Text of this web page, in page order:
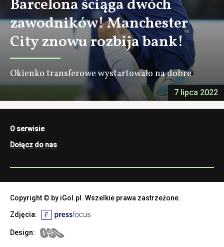
7 lipca 2022
Barcelona ściąga dwóch
zawodników! Manchester
City znowu rozbija bank!
Okienko transferowe wystartowało na dobre
O serwisie
Dołącz do nas
Copyright © by iGol.pl. Wszelkie prawa zastrzeżone.
Zdjęcia:
Design: